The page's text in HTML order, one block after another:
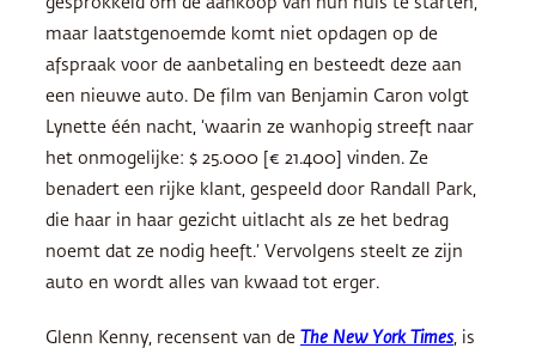
maar laatstgenoemde komt niet opdagen op de
afspraak voor de aanbetaling en besteedt deze aan
een nieuwe auto. De film van Benjamin Caron volgt
Lynette één nacht, ‘waarin ze wanhopig streeft naar
het onmogelijke: $ 25.000 [€ 21.400] vinden. Ze
benadert een rijke klant, gespeeld door Randall Park,
die haar in haar gezicht uitlacht als ze het bedrag
noemt dat ze nodig heeft.’ Vervolgens steelt ze zijn
auto en wordt alles van kwaad tot erger.
Glenn Kenny, recensent van de The New York Times, is